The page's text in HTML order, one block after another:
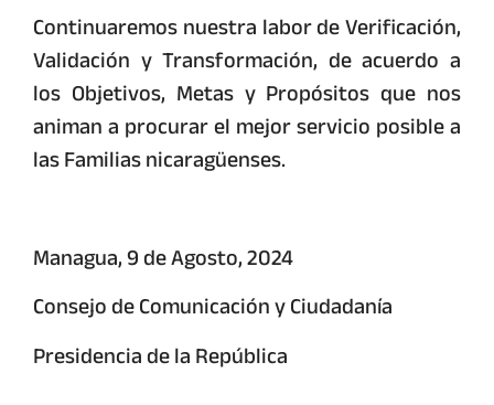
Continuaremos nuestra labor de Verificación,
Validación y Transformación, de acuerdo a
los Objetivos, Metas y Propósitos que nos
animan a procurar el mejor servicio posible a
las Familias nicaragüenses.
Managua, 9 de Agosto, 2024
Consejo de Comunicación y Ciudadanía
Presidencia de la República